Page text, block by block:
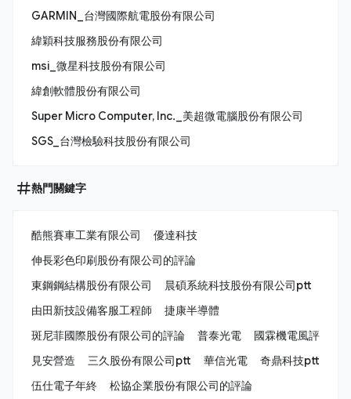
GARMIN_台灣國際航電股份有限公司
緯穎科技服務股份有限公司
msi_微星科技股份有限公司
緯創軟體股份有限公司
Super Micro Computer, Inc._美超微電腦股份有限公司
SGS_台灣檢驗科技股份有限公司
熱門關鍵字
酷熊賽車工業有限公司
優達科技
伸長彩色印刷股份有限公司的評論
東鋼鋼結構股份有限公司
晨碩系統科技股份有限公司ptt
由田新技設備客服工程師
捷康半導體
斑尼菲國際股份有限公司的評論
普泰光電
國霖機電風評
見安營造
三久股份有限公司ptt 華信光電
奇鼎科技ptt
伍仕電子年終
松協企業股份有限公司的評論